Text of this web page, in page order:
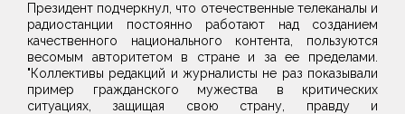
Президент подчеркнул, что отечественные телеканалы и
радиостанции постоянно работают над созданием
качественного национального контента, пользуются
весомым авторитетом в стране и за ее пределами.
"Коллективы редакций и журналисты не раз показывали
пример гражданского мужества в критических
ситуациях, защищая свою страну, правду и